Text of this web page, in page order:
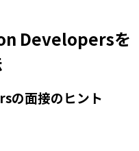
Developersを
の面接のヒント